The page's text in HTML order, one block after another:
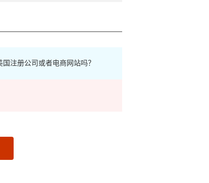
注册公司或者电商网站吗？